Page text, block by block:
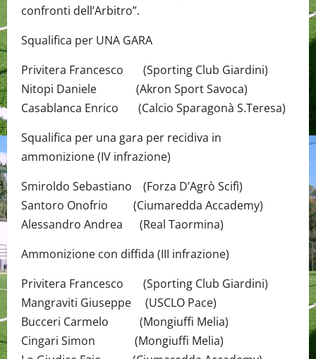
confronti dell’Arbitro”.
Squalifica per UNA GARA
Privitera Francesco (Sporting Club Giardini)
Nitopi Daniele (Akron Sport Savoca)
Casablanca Enrico (Calcio Sparagonà S.Teresa)
Squalifica per una gara per recidiva in
ammonizione (IV infrazione)
Smiroldo Sebastiano (Forza D’Agrò Scifì)
Santoro Onofrio (Ciumaredda Accademy)
Alessandro Andrea (Real Taormina)
Ammonizione con diffida (III infrazione)
Privitera Francesco (Sporting Club Giardini)
Mangraviti Giuseppe (USCLO Pace)
Bucceri Carmelo (Mongiuffi Melia)
Cingari Simon (Mongiuffi Melia)